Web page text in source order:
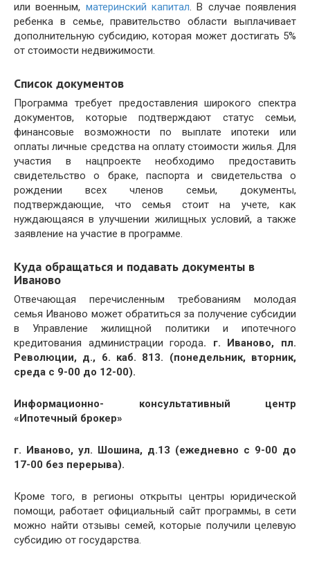
или военным, материнский капитал. В случае появления
ребенка в семье, правительство области выплачивает
дополнительную субсидию, которая может достигать 5%
от стоимости недвижимости.
Список документов
Программа требует предоставления широкого спектра
документов, которые подтверждают статус семьи,
финансовые возможности по выплате ипотеки или
оплаты личные средства на оплату стоимости жилья. Для
участия в нацпроекте необходимо предоставить
свидетельство о браке, паспорта и свидетельства о
рождении всех членов семьи, документы,
подтверждающие, что семья стоит на учете, как
нуждающаяся в улучшении жилищных условий, а также
заявление на участие в программе.
Куда обращаться и подавать документы в
Иваново
Отвечающая перечисленным требованиям молодая
семья Иваново может обратиться за получение субсидии
в Управление жилищной политики и ипотечного
кредитования администрации города.
г. Иваново, пл.
Революции, д., 6. каб. 813. (понедельник, вторник,
среда с 9-00 до 12-00).
Информационно- консультативный центр
«Ипотечный брокер»
г. Иваново, ул. Шошина, д.13 (ежедневно с 9-00 до
17-00 без перерыва).
Кроме того, в регионы открыты центры юридической
помощи, работает официальный сайт программы, в сети
можно найти отзывы семей, которые получили целевую
субсидию от государства.